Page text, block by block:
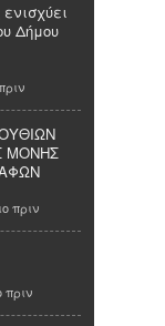
Δήμου
ΜΟΝΗΣ
πριν
πριν